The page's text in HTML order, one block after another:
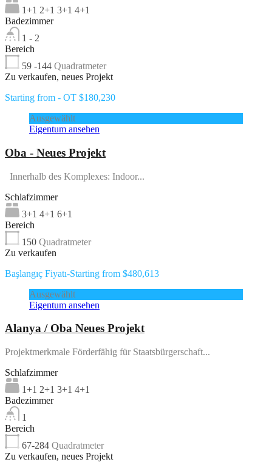
1+1 2+1 3+1 4+1
Badezimmer
1 - 2
Bereich
59 -144 Quadratmeter
Zu verkaufen, neues Projekt
Starting from - OT $180,230
Ausgewählt
Eigentum ansehen
Oba - Neues Projekt
Innerhalb des Komplexes: Indoor...
Schlafzimmer
3+1 4+1 6+1
Bereich
150 Quadratmeter
Zu verkaufen
Başlangıç Fiyatı-Starting from $480,613
Ausgewählt
Eigentum ansehen
Alanya / Oba Neues Projekt
Projektmerkmale Förderfähig für Staatsbürgerschaft...
Schlafzimmer
1+1 2+1 3+1 4+1
Badezimmer
1
Bereich
67-284 Quadratmeter
Zu verkaufen, neues Projekt